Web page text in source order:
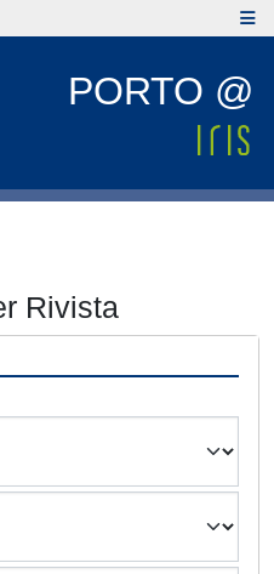
PORTO @
Rivista